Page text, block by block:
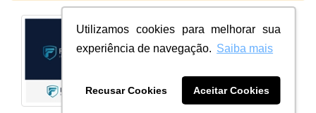
Utilizamos cookies para melhorar sua
experiência de navegação. Saiba mais
Recusar Cookies Aceitar Cookies